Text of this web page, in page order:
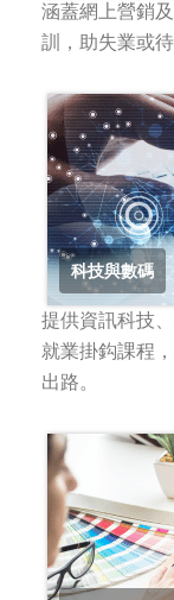
涵蓋網上營銷
訓，助失業或
科技與數碼
提供資訊科技
就業掛鈎課程
出路。